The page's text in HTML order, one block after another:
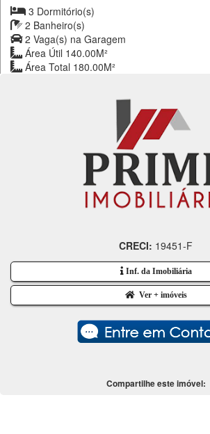
3 Dormitório(s)
2 Banheiro(s)
2 Vaga(s) na Garagem
Área Útil 140.00M²
Área Total 180.00M²
CRECI: 19451-F
Inf. da Imobiliária
Ver + imóveis
Compartilhe este imóvel: